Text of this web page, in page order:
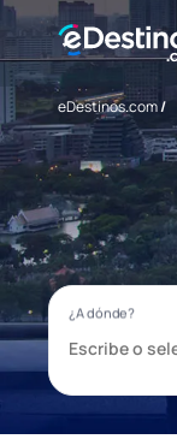
eDestinos.com/